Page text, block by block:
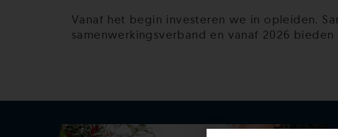
Vanaf het begin investeren we in opleiden.
samenwerkingsverband en vanaf 2026